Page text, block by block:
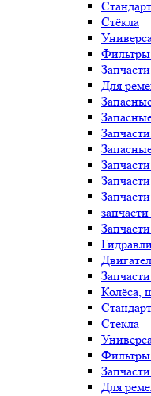
Стёкла
Для
Колёса,
Стёкла
Для